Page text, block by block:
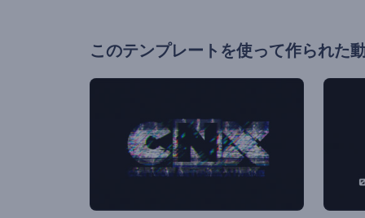
このテンプレートを使って作られた